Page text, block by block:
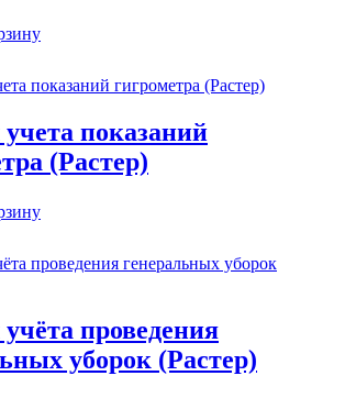
показаний
(Растер)
проведения
уборок (Растер)